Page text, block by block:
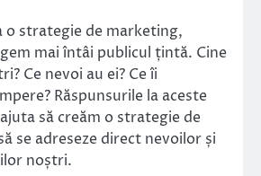
o strategie de marketing,
mai întâi publicul țintă. Cine
Ce nevoi au ei? Ce îi
Răspunsurile la aceste
să creăm o strategie de
se adreseze direct nevoilor și
noștri.